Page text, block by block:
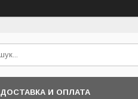
ДОСТАВКА И ОПЛАТА